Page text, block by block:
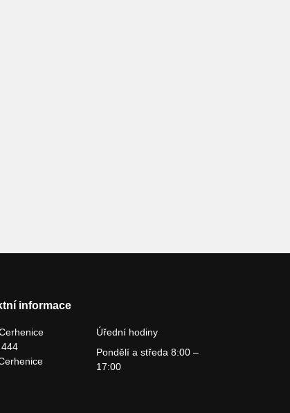
informace
Úřední hodiny
Pondělí a středa 8:00 –
17:00